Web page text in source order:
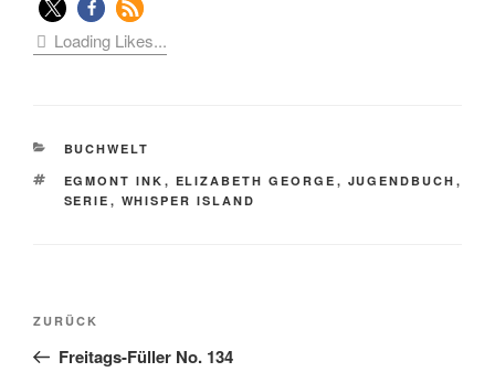
Loading Likes...
KATEGORIEN
BUCHWELT
SCHLAGWÖRTER
EGMONT INK , ELIZABETH GEORGE , JUGENDBUCH ,
SERIE , WHISPER ISLAND
Beitragsnavigation
Vorheriger
Beitrag
ZURÜCK
Freitags-Füller No. 134